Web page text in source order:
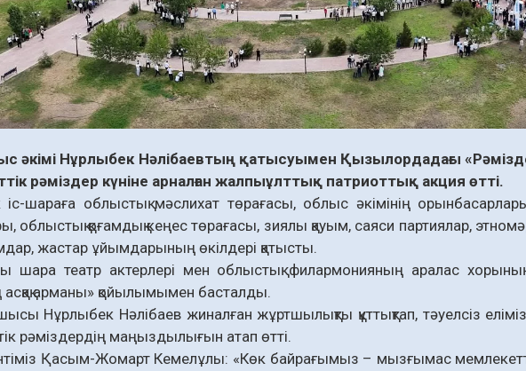
әкімі Нұрлыбек Нәлібаевтың қатысуымен Қызылордадағы
рәміздер күніне арналған жалпыұлттық патриоттық акция өтті.
іс-шараға облыстық мәслихат төрағасы, облыс әкімінің
облыстық қоғамдық кеңес төрағасы, зиялы қауым, саяси партиялар,
жастар ұйымдарының өкілдері қатысты.
шара театр актерлері мен облыстық филармонияның аралас
арманы» қойылымымен басталды.
Нұрлыбек Нәлібаев жиналған жұртшылықты құттықтап, тәуелсіз
рәміздердің маңыздылығын атап өтті.
Қасым-Жомарт Кемелұлы: «Көк байрағымыз – мызғымас